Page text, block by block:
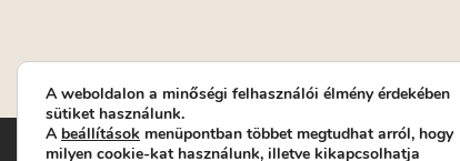
Turay Ida Színház Közhasznú Nonprofit Kft. |
A weboldalon a minőségi felhasználói élmény érdekében
sütiket használunk.
A beállítások menüpontban többet megtudhat arról, hogy
milyen cookie-kat használunk, illetve kikapcsolhatja